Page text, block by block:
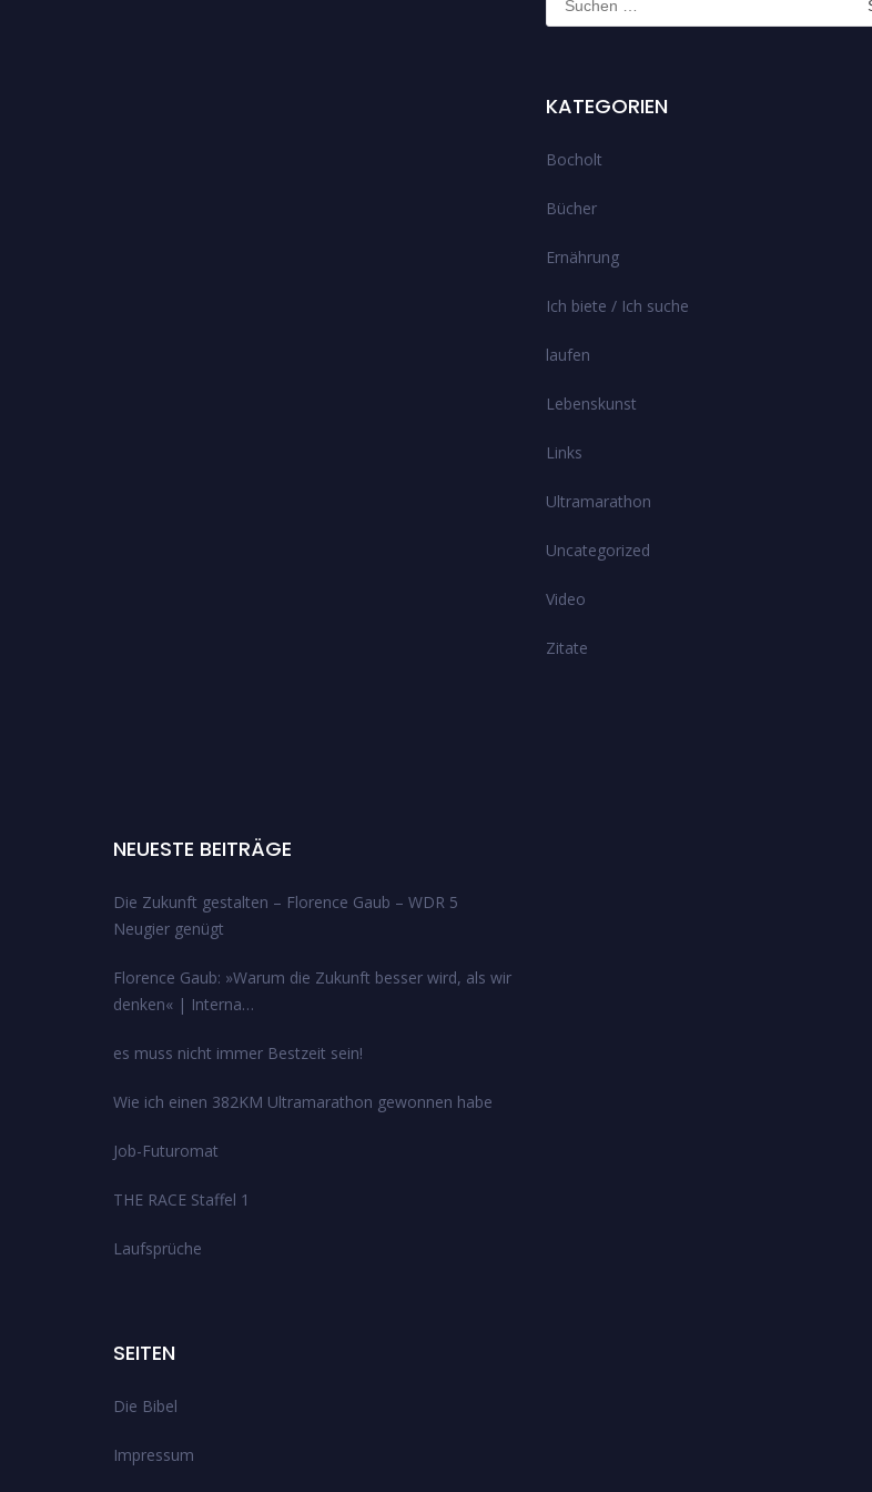
nach:
KATEGORIEN
Bocholt
Bücher
Ernährung
Ich biete / Ich suche
laufen
Lebenskunst
Links
Ultramarathon
Uncategorized
Video
Zitate
NEUESTE BEITRÄGE
Die Zukunft gestalten – Florence Gaub – WDR 5
Neugier genügt
Florence Gaub: »Warum die Zukunft besser wird, als wir
denken« | Interna…
es muss nicht immer Bestzeit sein!
Wie ich einen 382KM Ultramarathon gewonnen habe
Job-Futuromat
THE RACE Staffel 1
Laufsprüche
SEITEN
Die Bibel
Impressum